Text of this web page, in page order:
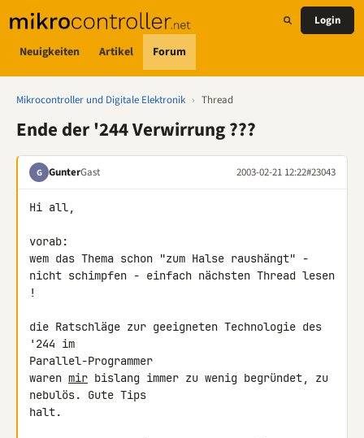
Neuigkeiten Artikel Forum
Login
Mikrocontroller und Digitale Elektronik › Thread
Ende der '244 Verwirrung ???
G GunterGast 2003-02-21 12:22#23043
Hi all,
vorab:
wem das Thema schon "zum Halse raushängt" -
nicht schimpfen - einfach nächsten Thread lesen
!
die Ratschläge zur geeigneten Technologie des
'244 im
Parallel-Programmer
waren mir bislang immer zu wenig begründet, zu
nebulös. Gute Tips
halt.